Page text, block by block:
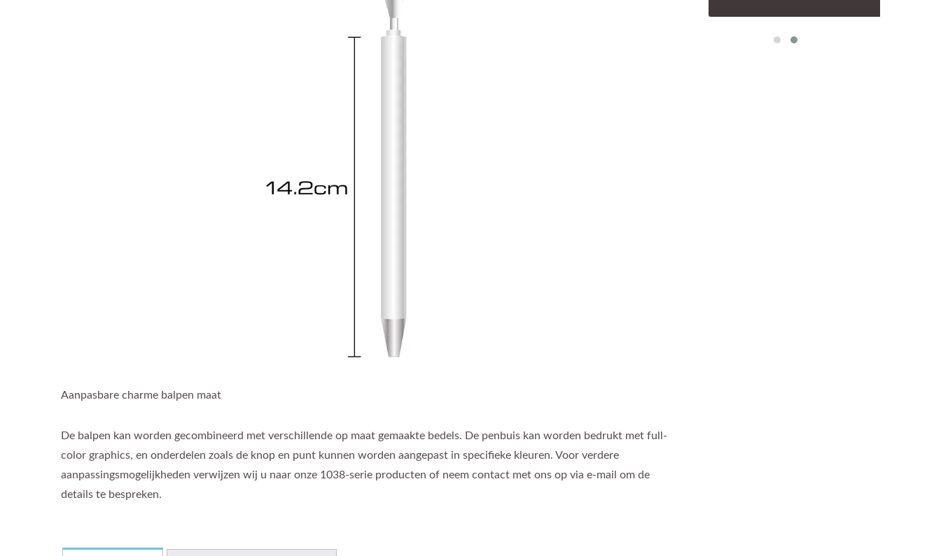
Aanpasbare charme balpen maat
De balpen kan worden gecombineerd met verschillende op maat gemaakte bedels. De penbuis kan worden bedrukt met full-
color graphics, en onderdelen zoals de knop en punt kunnen worden aangepast in specifieke kleuren. Voor verdere
aanpassingsmogelijkheden verwijzen wij u naar onze 1038-serie producten of neem contact met ons op via e-mail om de
details te bespreken.